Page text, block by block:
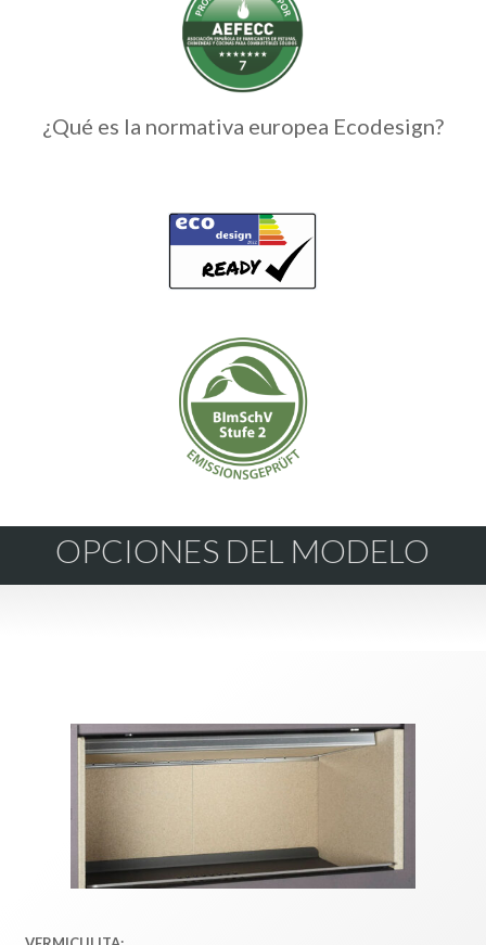
¿Qué es la normativa europea Ecodesign?
OPCIONES DEL MODELO